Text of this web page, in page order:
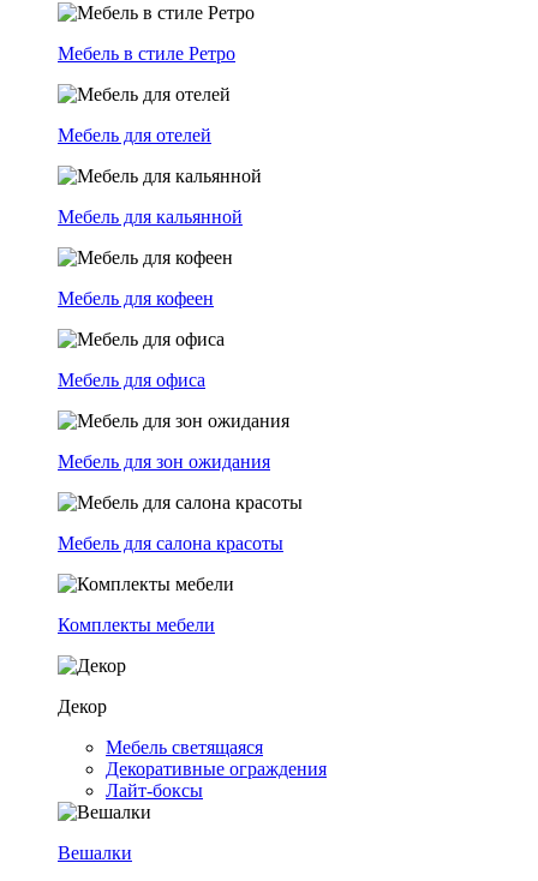
Мебель в стиле Ретро
Мебель для отелей
Мебель для кальянной
Мебель для кофеен
Мебель для офиса
Мебель для зон ожидания
Мебель для салона красоты
Комплекты мебели
Декор
Мебель светящаяся
Декоративные ограждения
Лайт-боксы
Вешалки